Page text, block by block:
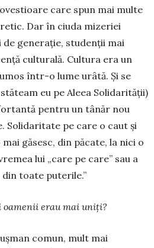
care spun mai multe
Dar în ciuda mizeriei
de generație, studenții mai
cul­tu­rală. Cultura era un
într-o lume urâtă. Și se
eu pe Aleea Solida­rității)
pentru un tânăr nou
Solidaritate pe care o caut și
găsesc, din păcate, la nici o
lui „care pe care” sau a
toate pute­rile.”
oamenii erau mai uniți?
comun, mult mai